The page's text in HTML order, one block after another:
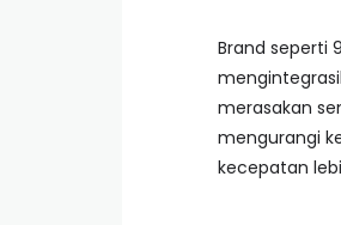
Brand seperti
merasakan
mengurangi
kecepatan